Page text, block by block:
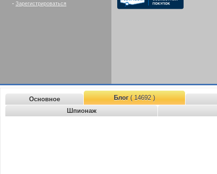
- Зарегистрироваться
Основное Блог( 14692 )
Шпионаж